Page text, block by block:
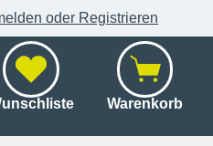
oder Registrieren
Warenkorb